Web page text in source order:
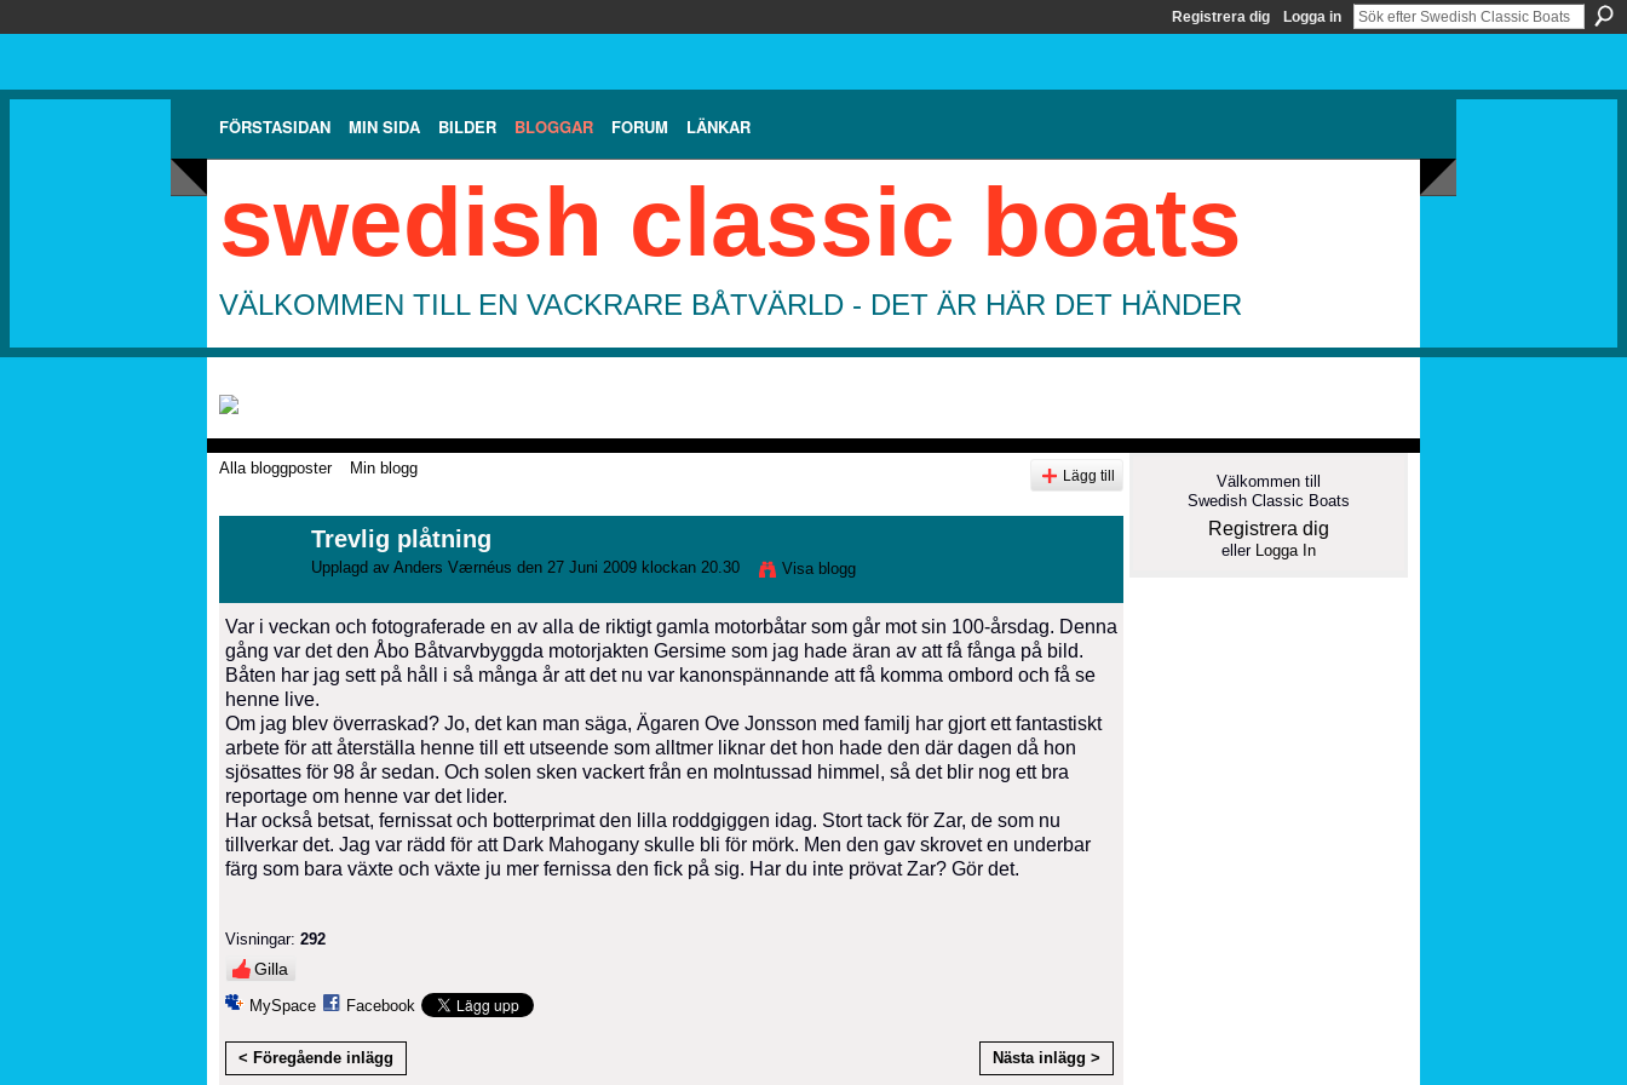
Registrera dig Logga in
FÖRSTASIDAN MIN SIDA BILDER BLOGGAR FORUM LÄNKAR
swedish classic boats
VÄLKOMMEN TILL EN VACKRARE BÅTVÄRLD - DET ÄR HÄR DET HÄNDER
Alla bloggposter Min blogg Lägg till
Trevlig plåtning
Upplagd av Anders Værnéus den 27 Juni 2009 klockan 20.30 Visa blogg
Var i veckan och fotograferade en av alla de riktigt gamla motorbåtar som går mot sin 100-årsdag. Denna
gång var det den Åbo Båtvarvbyggda motorjakten Gersime som jag hade äran av att få fånga på bild.
Båten har jag sett på håll i så många år att det nu var kanonspännande att få komma ombord och få se
henne live.
Om jag blev överraskad? Jo, det kan man säga, Ägaren Ove Jonsson med familj har gjort ett fantastiskt
arbete för att återställa henne till ett utseende som alltmer liknar det hon hade den där dagen då hon
sjösattes för 98 år sedan. Och solen sken vackert från en molntussad himmel, så det blir nog ett bra
reportage om henne var det lider.
Har också betsat, fernissat och botterprimat den lilla roddgiggen idag. Stort tack för Zar, de som nu
tillverkar det. Jag var rädd för att Dark Mahogany skulle bli för mörk. Men den gav skrovet en underbar
färg som bara växte och växte ju mer fernissa den fick på sig. Har du inte prövat Zar? Gör det.
Visningar: 292
Gilla
MySpace Facebook
< Föregående inlägg Nästa inlägg >
Välkommen till
Swedish Classic Boats
Registrera dig
eller Logga In